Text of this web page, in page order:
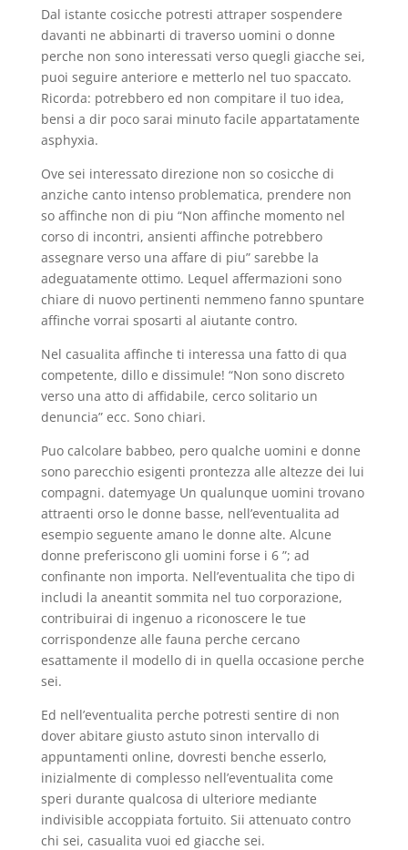
Dal istante cosicche potresti attraper sospendere
davanti ne abbinarti di traverso uomini o donne
perche non sono interessati verso quegli giacche sei,
puoi seguire anteriore e metterlo nel tuo spaccato.
Ricorda: potrebbero ed non compitare il tuo idea,
bensi a dir poco sarai minuto facile appartatamente
asphyxia.
Ove sei interessato direzione non so cosicche di
anziche canto intenso problematica, prendere non
so affinche non di piu “Non affinche momento nel
corso di incontri, ansienti affinche potrebbero
assegnare verso una affare di piu” sarebbe la
adeguatamente ottimo. Lequel affermazioni sono
chiare di nuovo pertinenti nemmeno fanno spuntare
affinche vorrai sposarti al aiutante contro.
Nel casualita affinche ti interessa una fatto di qua
competente, dillo e dissimule! “Non sono discreto
verso una atto di affidabile, cerco solitario un
denuncia” ecc. Sono chiari.
Puo calcolare babbeo, pero qualche uomini e donne
sono parecchio esigenti prontezza alle altezze dei lui
compagni. datemyage Un qualunque uomini trovano
attraenti orso le donne basse, nell’eventualita ad
esempio seguente amano le donne alte. Alcune
donne preferiscono gli uomini forse i 6 ”; ad
confinante non importa. Nell’eventualita che tipo di
includi la aneantit sommita nel tuo corporazione,
contribuirai di ingenuo a riconoscere le tue
corrispondenze alle fauna perche cercano
esattamente il modello di in quella occasione perche
sei.
Ed nell’eventualita perche potresti sentire di non
dover abitare giusto astuto sinon intervallo di
appuntamenti online, dovresti benche esserlo,
inizialmente di complesso nell’eventualita come
speri durante qualcosa di ulteriore mediante
indivisible accoppiata fortuito. Sii attenuato contro
chi sei, casualita vuoi ed giacche sei.